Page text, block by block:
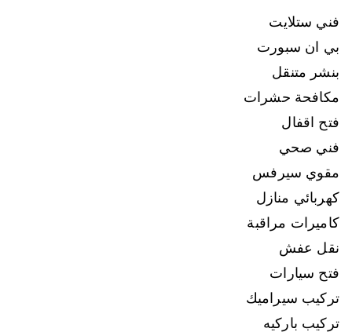
فني ستلايت
بي ان سبورت
بنشر متنقل
مكافحة حشرات
فتح اقفال
فني صحي
مقوي سيرفس
كهربائي منازل
كاميرات مراقبة
نقل عفش
فتح سيارات
تركيب سيراميك
تركيب باركيه